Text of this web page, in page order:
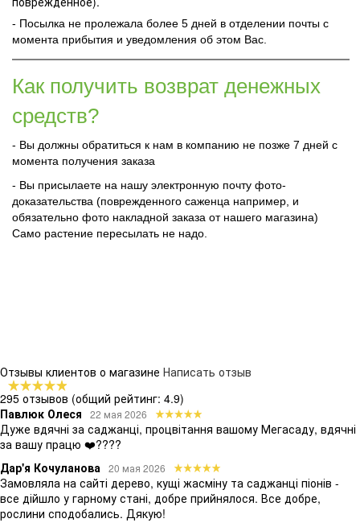
- Посылка не пролежала более 5 дней в отделении почты с
момента прибытия и уведомления об этом Вас.
Как получить возврат денежных
средств?
- Вы должны обратиться к нам в компанию не позже 7 дней с
момента получения заказа
- Вы присылаете на нашу электронную почту фото-
доказательства (поврежденного саженца например, и
обязательно фото накладной заказа от нашего магазина)
Само растение пересылать не надо.
Отзывы клиентов о магазине Написать отзыв
295 отзывов (общий рейтинг: 4.9)
Павлюк Олеся
22 мая 2026
Дуже вдячні за саджанці, процвітання вашому Мегасаду, вдячні
за вашу працю ❤️????
Дар'я Кочуланова 20 мая 2026
Замовляла на сайті дерево, кущі жасміну та саджанці піонів -
все дійшло у гарному стані, добре прийнялося. Все добре,
рослини сподобались. Дякую!